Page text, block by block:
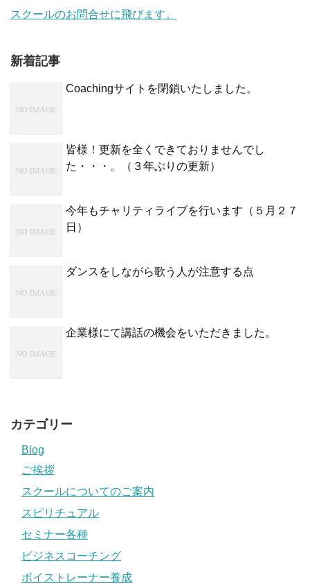
スクールのお問合せに飛びます。
新着記事
Coachingサイトを閉鎖いたしました。
皆様！更新を全くできておりませんでし
た・・・。（３年ぶりの更新）
今年もチャリティライブを行います（５月２７
日）
ダンスをしながら歌う人が注意する点
企業様にて講話の機会をいただきました。
カテゴリー
Blog
ご挨拶
スクールについてのご案内
スピリチュアル
セミナー各種
ビジネスコーチング
ボイストレーナー養成